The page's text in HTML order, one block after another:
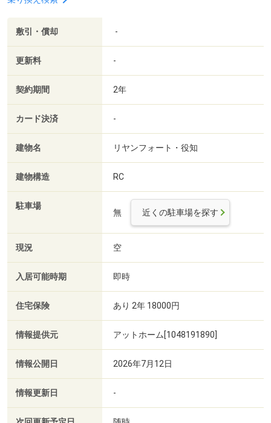
敷引・償却 -
更新料 -
契約期間 2年
カード決済 -
建物名 リヤンフォート・役知
建物構造 RC
駐車場
無 近くの駐車場を探す
現況 空
入居可能時期 即時
住宅保険 あり 2年 18000円
情報提供元 アットホーム[1048191890]
情報公開日 2026年7月12日
情報更新日 -